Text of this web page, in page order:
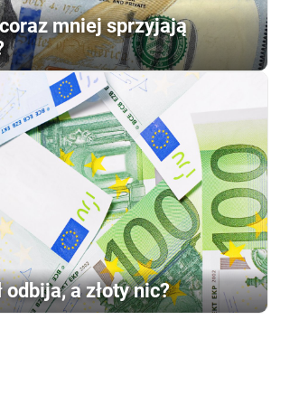
mniej sprzyjają
odbija, a złoty nic?